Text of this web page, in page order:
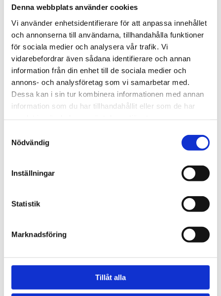
Denna webbplats använder cookies
Vi använder enhetsidentifierare för att anpassa innehållet
och annonserna till användarna, tillhandahålla funktioner
för sociala medier och analysera vår trafik. Vi
vidarebefordrar även sådana identifierare och annan
information från din enhet till de sociala medier och
annons- och analysföretag som vi samarbetar med.
Dessa kan i sin tur kombinera informationen med annan
information som du har tillhandahållit eller som de har
Nödvändig
Inställningar
Statistik
Marknadsföring
Tillåt alla
Lammenranta parkeringshus
Parkera i trä
Ole.Fit Munkka gym Helsingfors